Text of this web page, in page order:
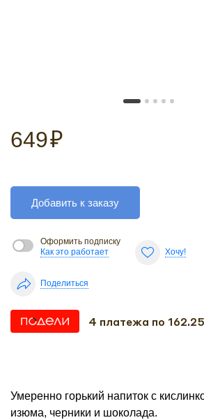
649₽
Добавить к заказу
Оформить подписку
Как это работает
Хочу!
Поделиться
4 платежа по
Умеренно горький напиток с
изюма, черники и шоколада.